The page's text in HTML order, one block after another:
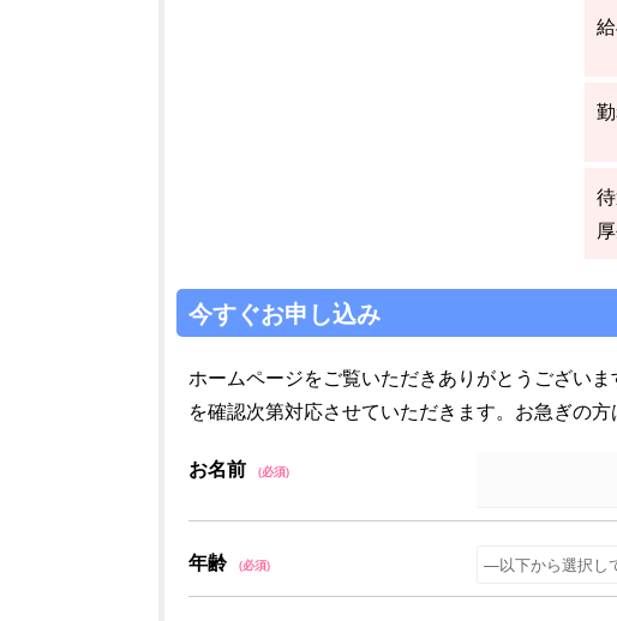
今すぐお申し込み
ホームページをご覧いただきありがとうござい
を確認次第対応させていただきます。お急ぎの
お名前 (必須)
年齢 (必須)